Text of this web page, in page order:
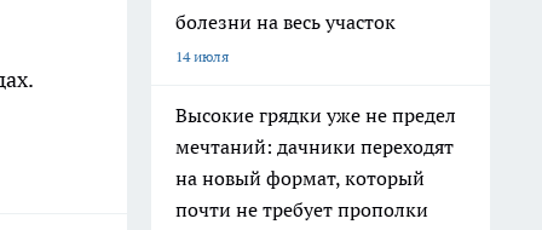
болезни на весь участок
14 июля
Высокие грядки уже не предел
мечтаний: дачники переходят
на новый формат, который
почти не требует прополки